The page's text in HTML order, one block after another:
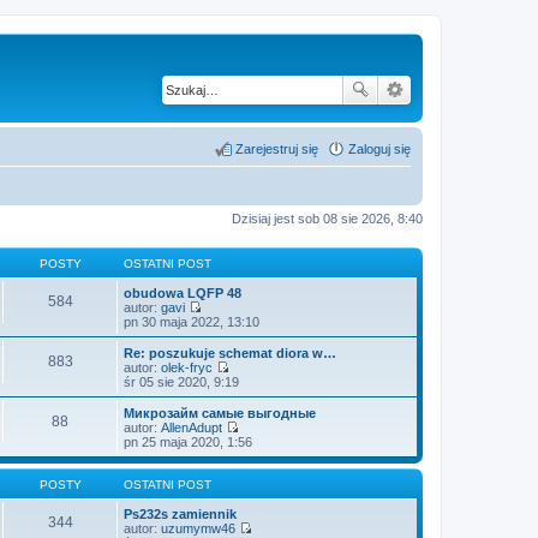
Zaloguj się
Zarejestruj się
Dzisiaj jest sob 08 sie 2026, 8:40
POSTY OSTATNI POST
584
obudowa LQFP 48
autor: gavi
W
y
ś
w
i
e
l
n
a
j
n
o
s
z
pn 30 maja 2022, 13:10
883
Re: poszukuje schemat diora w…
autor: olek-fryc
W
y
ś
w
i
e
t
a
j
śr 05 sie 2020, 9:19
88
Микрозайм самые выгодные
autor: AllenAdupt
W
y
ś
i
t
pn 25 maja 2020, 1:56
POSTY OSTATNI POST
344
Ps232s zamiennik
autor: uzumymw46